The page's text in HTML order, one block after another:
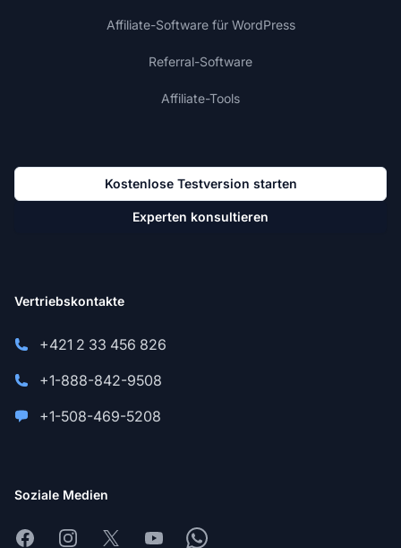
Affiliate-Software für WordPress
Referral-Software
Affiliate-Tools
Kostenlose Testversion starten
Experten konsultieren
Vertriebskontakte
+421 2 33 456 826
+1-888-842-9508
+1-508-469-5208
Soziale Medien
FacebookInstagram
X YoutubeWhatsapp